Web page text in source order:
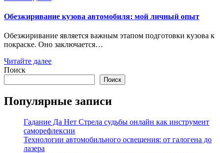
Обезжиривание кузова автомобиля: мой личный опыт
Обезжиривание является важным этапом подготовки кузова к
покраске. Оно заключается…
Читайте далее
Поиск
Поиск
Популярные записи
Гадание Да Нет Стрела судьбы онлайн как инструмент
саморефлексии
Технологии автомобильного освещения: от галогена до
лазера